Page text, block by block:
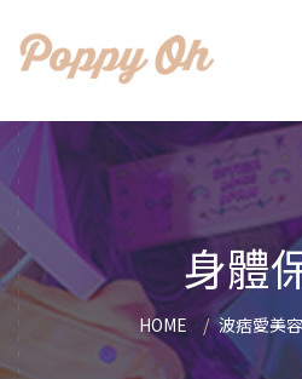
身體
HOME 波痞愛美容